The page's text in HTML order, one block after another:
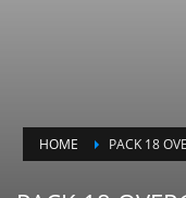
HOME PACK 18